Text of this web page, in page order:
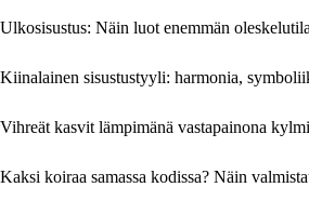
Ulkosisustus: Näin luot enemmän
Kiinalainen sisustustyyli: harmonia,
Vihreät kasvit lämpimänä vastapainona
Kaksi koiraa samassa kodissa? Näin